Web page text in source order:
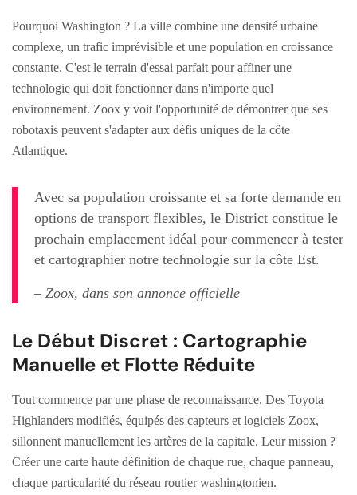
Pourquoi Washington ? La ville combine une densité urbaine
complexe, un trafic imprévisible et une population en croissance
constante. C'est le terrain d'essai parfait pour affiner une
technologie qui doit fonctionner dans n'importe quel
environnement. Zoox y voit l'opportunité de démontrer que ses
robotaxis peuvent s'adapter aux défis uniques de la côte
Atlantique.
Avec sa population croissante et sa forte demande en
options de transport flexibles, le District constitue le
prochain emplacement idéal pour commencer à tester
et cartographier notre technologie sur la côte Est.
– Zoox, dans son annonce officielle
Le Début Discret : Cartographie
Manuelle et Flotte Réduite
Tout commence par une phase de reconnaissance. Des Toyota
Highlanders modifiés, équipés des capteurs et logiciels Zoox,
sillonnent manuellement les artères de la capitale. Leur mission ?
Créer une carte haute définition de chaque rue, chaque panneau,
chaque particularité du réseau routier washingtonien.